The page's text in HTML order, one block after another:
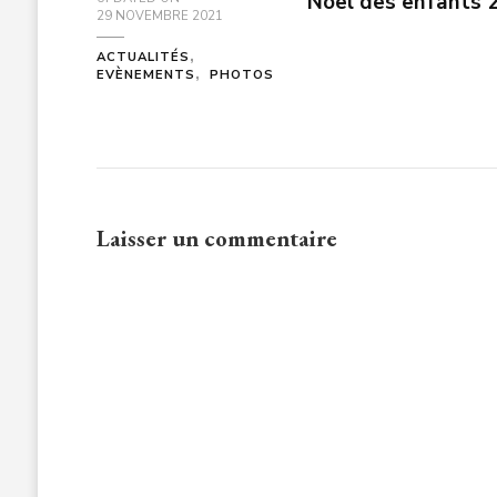
29 NOVEMBRE 2021
ACTUALITÉS
EVÈNEMENTS
PHOTOS
Laisser un commentaire